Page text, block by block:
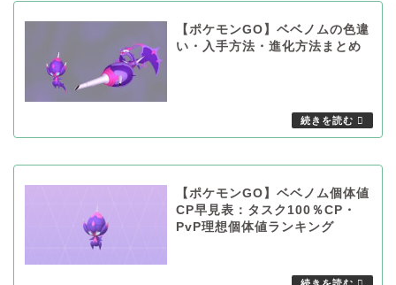
【ポケモンGO】ベベノムの色違
い・入手方法・進化方法まとめ
【ポケモンGO】ベベノム個体値
CP早見表：タスク100％CP・
PvP理想個体値ランキング